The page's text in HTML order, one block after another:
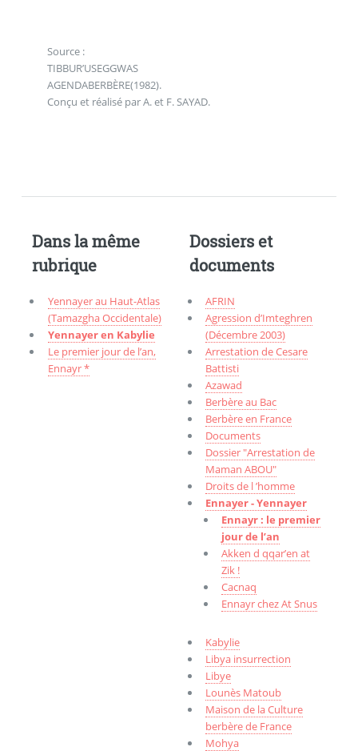
Source :
TIBBUR’USEGGWAS
AGENDABERBÈRE(1982).
Conçu et réalisé par A. et F. SAYAD.
Dans la même
rubrique
Yennayer au Haut-Atlas
(Tamazgha Occidentale)
Yennayer en Kabylie
Le premier jour de l’an,
Ennayr *
Dossiers et
documents
AFRIN
Agression d’Imteghren
(Décembre 2003)
Arrestation de Cesare
Battisti
Azawad
Berbère au Bac
Berbère en France
Documents
Dossier "Arrestation de
Maman ABOU"
Droits de l ’homme
Ennayer - Yennayer
Ennayr : le premier
jour de l’an
Akken d qqar’en at
Zik !
Cacnaq
Ennayr chez At Snus
Kabylie
Libya insurrection
Libye
Lounès Matoub
Maison de la Culture
berbère de France
Mohya